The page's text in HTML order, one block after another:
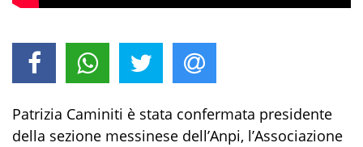
Patrizia Caminiti è stata confermata presidente
della sezione messinese dell’Anpi, l’Associazione